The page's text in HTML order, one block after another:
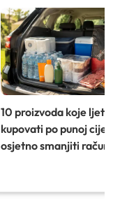
10 proizvoda koje ljeti
kupovati po punoj
osjetno smanjiti račun)